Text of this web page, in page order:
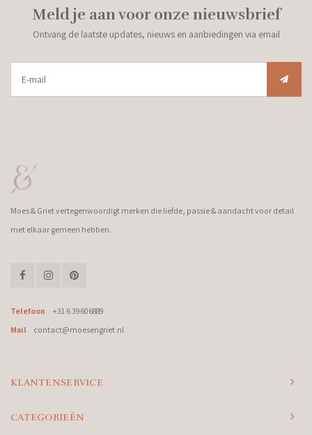
Meld je aan voor onze nieuwsbrief
Ontvang de laatste updates, nieuws en aanbiedingen via email
Moes & Griet vertegenwoordigt merken die liefde, passie & aandacht voor detail
met elkaar gemeen hebben.
Telefoon
+31 6 39606889
Mail
contact@moesengriet.nl
KLANTENSERVICE
CATEGORIEËN